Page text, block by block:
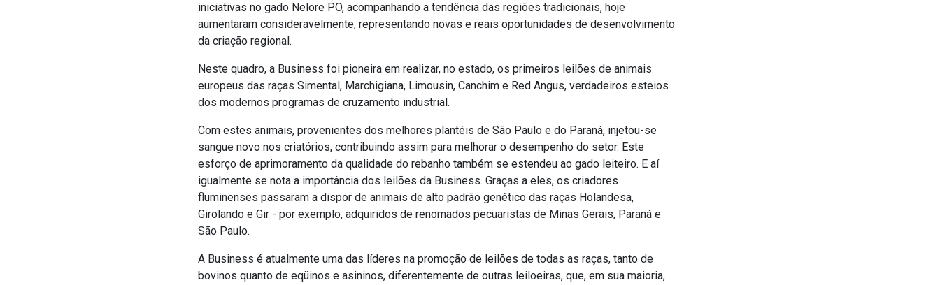
iniciativas no gado Nelore PO, acompanhando a tendência das regiões tradicionais, hoje
aumentaram consideravelmente, representando novas e reais oportunidades de desenvolvimento
da criação regional.
Neste quadro, a Business foi pioneira em realizar, no estado, os primeiros leilões de animais
europeus das raças Simental, Marchigiana, Limousin, Canchim e Red Angus, verdadeiros esteios
dos modernos programas de cruzamento industrial.
Com estes animais, provenientes dos melhores plantéis de São Paulo e do Paraná, injetou-se
sangue novo nos criatórios, contribuindo assim para melhorar o desempenho do setor. Este
esforço de aprimoramento da qualidade do rebanho também se estendeu ao gado leiteiro. E aí
igualmente se nota a importância dos leilões da Business. Graças a eles, os criadores
fluminenses passaram a dispor de animais de alto padrão genético das raças Holandesa,
Girolando e Gir - por exemplo, adquiridos de renomados pecuaristas de Minas Gerais, Paraná e
São Paulo.
A Business é atualmente uma das líderes na promoção de leilões de todas as raças, tanto de
bovinos quanto de eqüinos e asininos, diferentemente de outras leiloeiras, que, em sua maioria,